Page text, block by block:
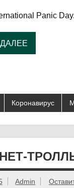
Panic
Коронавирус
Admin